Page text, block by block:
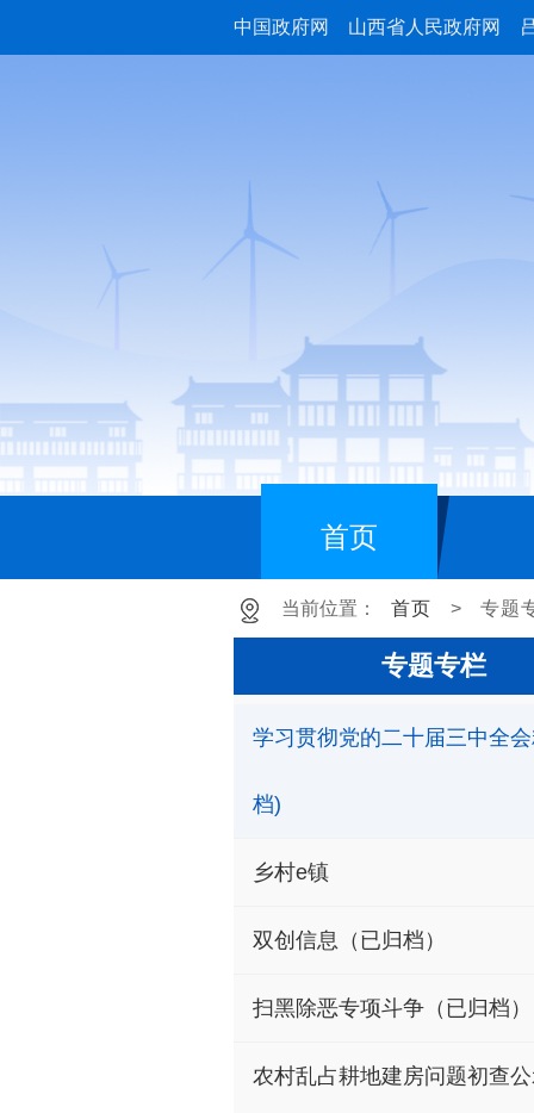
中国政府网 山西省人民政府网
首页
当前位置： 首页 > 专题
专题专栏
学习贯彻党的二十届三中全
档)
乡村e镇
双创信息（已归档）
扫黑除恶专项斗争（已归档）
农村乱占耕地建房问题初查